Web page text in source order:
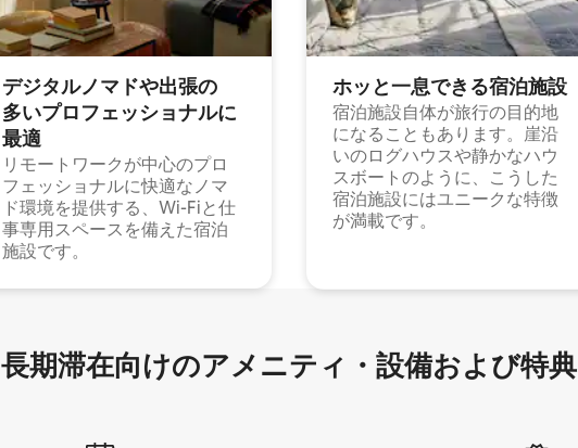
デジタルノマドや出⁠張⁠の
多⁠いプ⁠ロ⁠フ⁠ェ⁠ッ⁠シ⁠ョ⁠ナ⁠ル⁠に
最⁠適
リモートワークが中心のプロ
フェッショナルに快適なノマ
ド環境を提供する、Wi-Fiと仕
事専用スペースを備えた宿泊
施設です。
ホッと一⁠息⁠で⁠き⁠る宿⁠泊施⁠設
宿泊施設自体が旅行の目的地
になることもあります。崖沿
いのログハウスや静かなハウ
スボートのように、こうした
宿泊施設にはユニークな特徴
が満載です。
長期滞在向け⁠のア⁠メ⁠ニ⁠テ⁠ィ⁠・設⁠備⁠および特⁠典